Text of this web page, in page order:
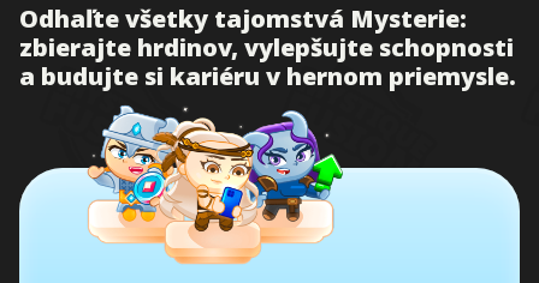
Odhaľte všetky tajomstvá Mysterie:
zbierajte hrdinov, vylepšujte schopnosti
a budujte si kariéru v hernom priemysle.